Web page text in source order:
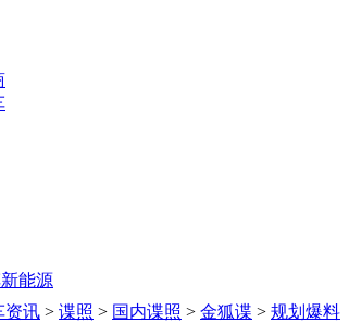
新能源
资讯 > 谍照 > 国内谍照 > 金狐谍 > 规划爆料